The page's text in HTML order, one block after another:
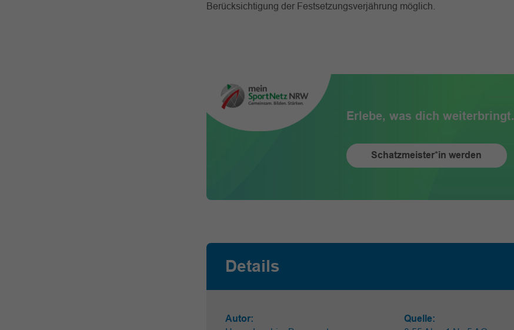
Berücksichtigung der Festsetzungsverjährung möglich.
Erlebe, was dich weiterbringt.
Schatzmeister*in werden
Details
Autor: Quelle: